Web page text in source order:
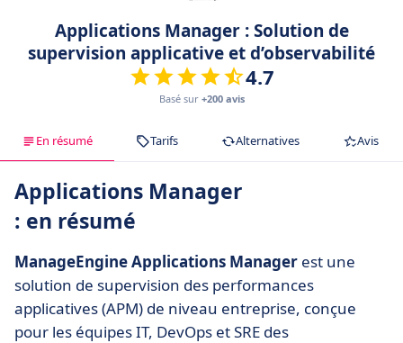
Applications Manager : Solution de
supervision applicative et d’observabilité
4.7
Basé sur +200 avis
En résumé Tarifs Alternatives Avis
Applications Manager
: en résumé
ManageEngine Applications Manager est une
solution de supervision des performances
applicatives (APM) de niveau entreprise, conçue
pour les équipes IT, DevOps et SRE des